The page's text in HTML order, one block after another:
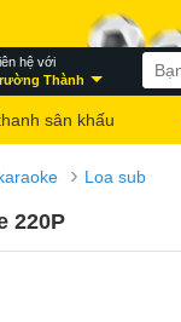
hệ với
Thành
sân khấu
› Loa sub
220P